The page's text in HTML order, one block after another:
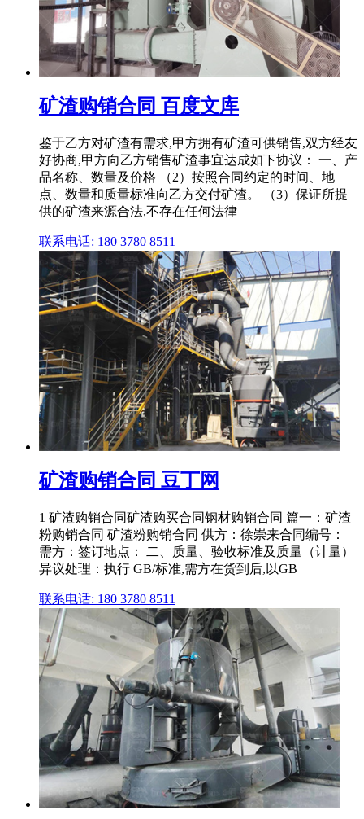
矿渣购销合同 百度文库
鉴于乙方对矿渣有需求,甲方拥有矿渣可供销售,双方经友
好协商,甲方向乙方销售矿渣事宜达成如下协议： 一、产
品名称、数量及价格 （2）按照合同约定的时间、地
点、数量和质量标准向乙方交付矿渣。 （3）保证所提
供的矿渣来源合法,不存在任何法律
联系电话: 180 3780 8511
矿渣购销合同 豆丁网
1 矿渣购销合同矿渣购买合同钢材购销合同 篇一：矿渣
粉购销合同 矿渣粉购销合同 供方：徐崇来合同编号：
需方：签订地点： 二、质量、验收标准及质量（计量）
异议处理：执行 GB/标准,需方在货到后,以GB
联系电话: 180 3780 8511